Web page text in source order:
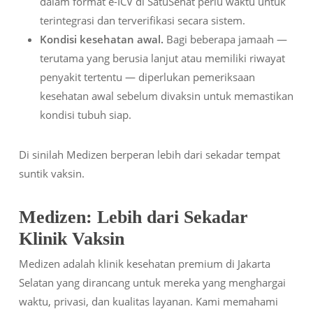
terintegrasi dan terverifikasi secara sistem.
Kondisi kesehatan awal. Bagi beberapa jamaah —
terutama yang berusia lanjut atau memiliki riwayat
penyakit tertentu — diperlukan pemeriksaan
kesehatan awal sebelum divaksin untuk memastikan
kondisi tubuh siap.
Di sinilah Medizen berperan lebih dari sekadar tempat
suntik vaksin.
Medizen: Lebih dari Sekadar
Klinik Vaksin
Medizen adalah klinik kesehatan premium di Jakarta
Selatan yang dirancang untuk mereka yang menghargai
waktu, privasi, dan kualitas layanan. Kami memahami